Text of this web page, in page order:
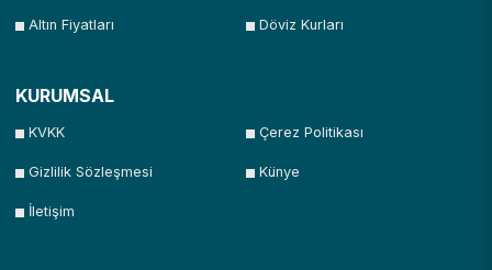
Altın Fiyatları Döviz Kurları
KURUMSAL
KVKK Çerez Politikası
Gizlilik Sözleşmesi Künye
İletişim